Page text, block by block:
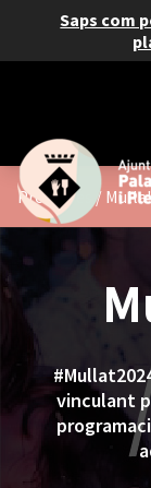
Saps com
Processes /
vinculant